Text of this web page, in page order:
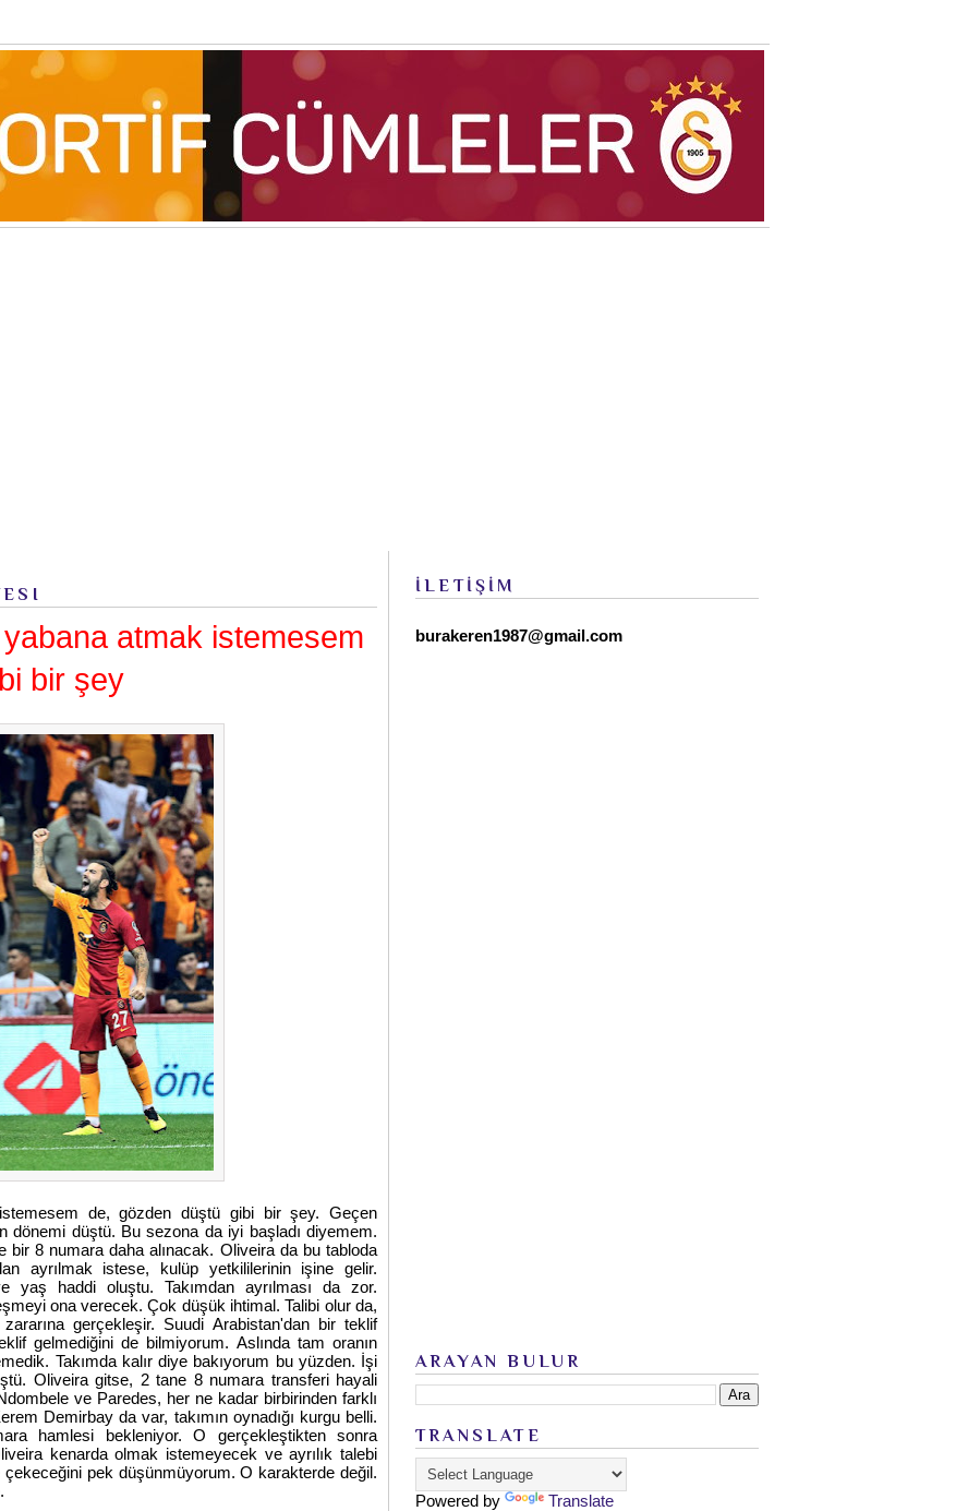
atmak istemesem
bir şey
de, gözden düştü gibi bir şey. Geçen
dönemi düştü. Bu sezona da iyi başladı diyemem.
8 numara daha alınacak. Oliveira da bu tabloda
ayrılmak istese, kulüp yetkililerinin işine gelir.
yaş haddi oluştu. Takımdan ayrılması da zor.
ona verecek. Çok düşük ihtimal. Talibi olur da,
gerçekleşir. Suudi Arabistan'dan bir teklif
gelmediğini de bilmiyorum. Aslında tam oranın
Takımda kalır diye bakıyorum bu yüzden. İşi
Oliveira gitse, 2 tane 8 numara transferi hayali
ve Paredes, her ne kadar birbirinden farklı
Demirbay da var, takımın oynadığı kurgu belli.
hamlesi bekleniyor. O gerçekleştikten sonra
kenarda olmak istemeyecek ve ayrılık talebi
pek düşünmüyorum. O karakterde değil.
İLETİŞİM
burakeren1987@gmail.com
ARAYAN BULUR
TRANSLATE
Powered by Translate